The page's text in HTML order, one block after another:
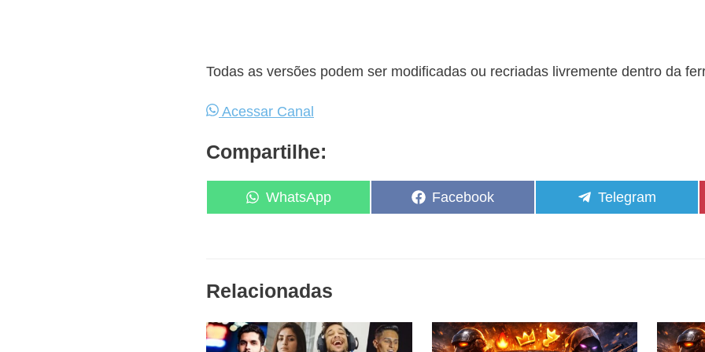
Todas as versões podem ser modificadas ou recriadas livremente dentro da
Acessar Canal
Compartilhe:
Share
on
WhatsApp
Share
on
Facebook
Share
on
Telegram
Relacionadas